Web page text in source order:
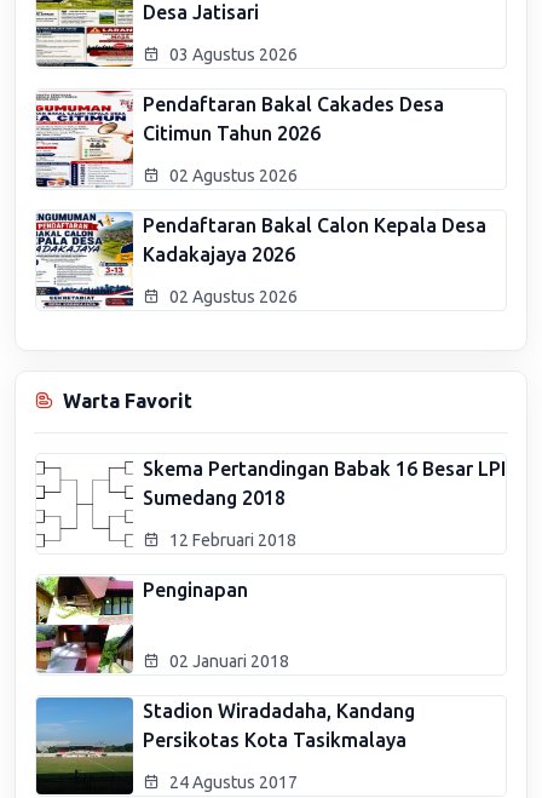
Desa Jatisari
03 Agustus 2026
Pendaftaran Bakal Cakades Desa
Citimun Tahun 2026
02 Agustus 2026
Pendaftaran Bakal Calon Kepala Desa
Kadakajaya 2026
02 Agustus 2026
Warta Favorit
Skema Pertandingan Babak 16 Besar LPI
Sumedang 2018
12 Februari 2018
Penginapan
02 Januari 2018
Stadion Wiradadaha, Kandang
Persikotas Kota Tasikmalaya
24 Agustus 2017